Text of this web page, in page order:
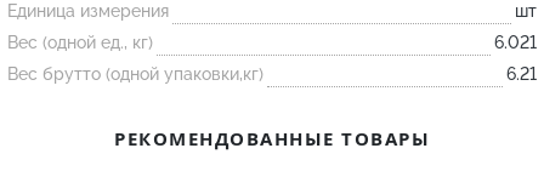
Ковш разливочный
Желоб
Единица измерения
шт
Вес (одной ед., кг)
6.021
Вес брутто (одной упаковки,кг)
6.21
РЕКОМЕНДОВАННЫЕ ТОВАРЫ